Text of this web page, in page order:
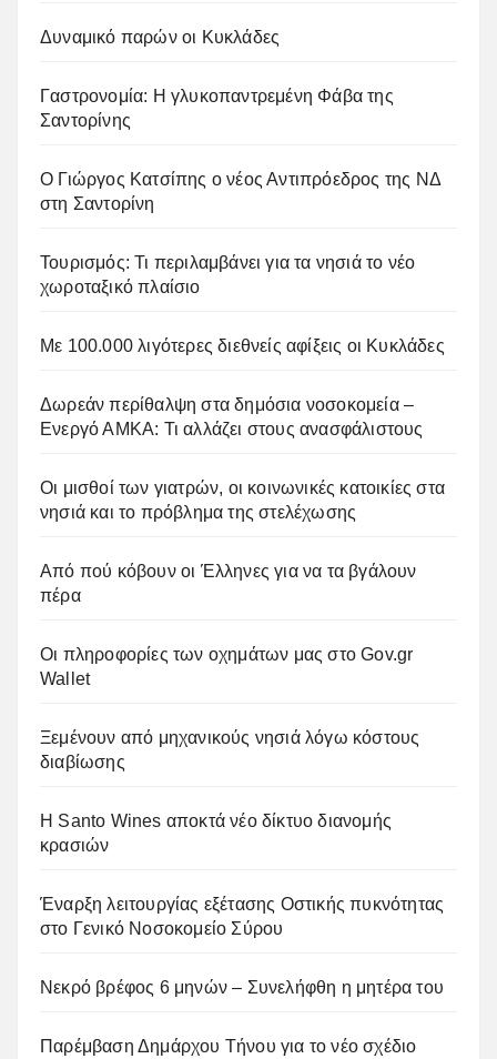
Δυναμικό παρών οι Κυκλάδες
Γαστρονομία: Η γλυκοπαντρεμένη Φάβα της
Σαντορίνης
Ο Γιώργος Κατσίπης ο νέος Αντιπρόεδρος της ΝΔ
στη Σαντορίνη
Τουρισμός: Τι περιλαμβάνει για τα νησιά το νέο
χωροταξικό πλαίσιο
Με 100.000 λιγότερες διεθνείς αφίξεις οι Κυκλάδες
Δωρεάν περίθαλψη στα δημόσια νοσοκομεία –
Ενεργό ΑΜΚΑ: Τι αλλάζει στους ανασφάλιστους
Οι μισθοί των γιατρών, οι κοινωνικές κατοικίες στα
νησιά και το πρόβλημα της στελέχωσης
Από πού κόβουν οι Έλληνες για να τα βγάλουν
πέρα
Οι πληροφορίες των οχημάτων μας στο Gov.gr
Wallet
Ξεμένουν από μηχανικούς νησιά λόγω κόστους
διαβίωσης
Η Santo Wines αποκτά νέο δίκτυο διανομής
κρασιών
Έναρξη λειτουργίας εξέτασης Οστικής πυκνότητας
στο Γενικό Νοσοκομείο Σύρου
Νεκρό βρέφος 6 μηνών – Συνελήφθη η μητέρα του
Παρέμβαση Δημάρχου Τήνου για το νέο σχέδιο